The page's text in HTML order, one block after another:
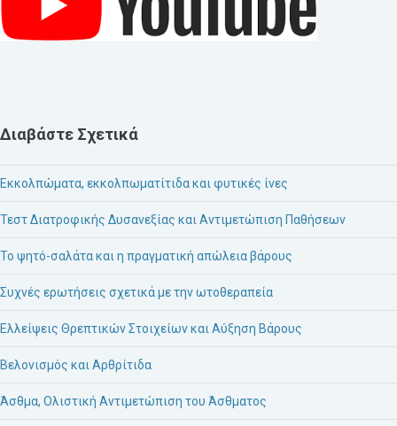
Διαβάστε Σχετικά
Εκκολπώματα, εκκολπωματίτιδα και φυτικές ίνες
Τεστ Διατροφικής Δυσανεξίας και Αντιμετώπιση Παθήσεων
Το ψητό-σαλάτα και η πραγματική απώλεια βάρους
Συχνές ερωτήσεις σχετικά με την ωτοθεραπεία
Ελλείψεις Θρεπτικών Στοιχείων και Αύξηση Βάρους
Βελονισμός και Αρθρίτιδα
Άσθμα, Ολιστική Αντιμετώπιση του Άσθματος